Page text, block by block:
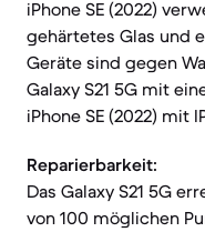
iPhone SE (2022)
gehärtetes Glas und
Geräte sind gegen
Galaxy S21 5G mit
iPhone SE (2022) mit
Reparierbarkeit:
Das Galaxy S21 5G
von 100 möglichen